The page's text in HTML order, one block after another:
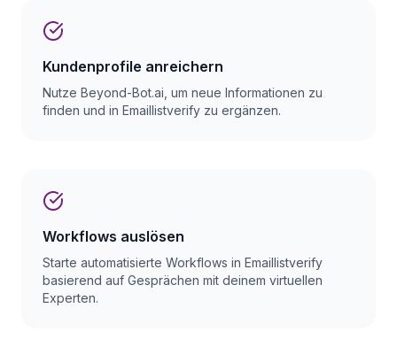
Kundenprofile anreichern
Nutze Beyond-Bot.ai, um neue Informationen zu
finden und in Emaillistverify zu ergänzen.
Workflows auslösen
Starte automatisierte Workflows in Emaillistverify
basierend auf Gesprächen mit deinem virtuellen
Experten.